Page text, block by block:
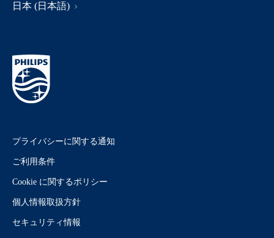
日本 (日本語)
プライバシーに関する通知
ご利用条件
Cookie に関するポリシー
個人情報取扱方針
セキュリティ情報